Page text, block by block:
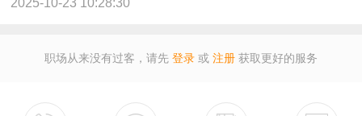
职场从来没有过客，请先 登录 或 注册 获取更好的服务